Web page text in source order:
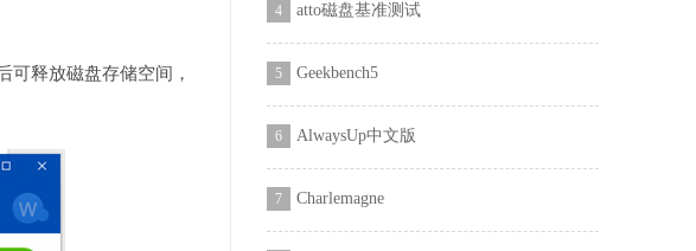
可释放磁盘存储空间，
4 atto磁盘基准测试
5 Geekbench5
6 AlwaysUp中文版
7 Charlemagne